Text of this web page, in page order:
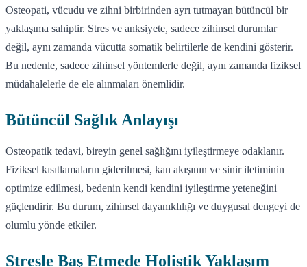
Osteopati, vücudu ve zihni birbirinden ayrı tutmayan bütüncül bir
yaklaşıma sahiptir. Stres ve anksiyete, sadece zihinsel durumlar
değil, aynı zamanda vücutta somatik belirtilerle de kendini gösterir.
Bu nedenle, sadece zihinsel yöntemlerle değil, aynı zamanda fiziksel
müdahalelerle de ele alınmaları önemlidir.
Bütüncül Sağlık Anlayışı
Osteopatik tedavi, bireyin genel sağlığını iyileştirmeye odaklanır.
Fiziksel kısıtlamaların giderilmesi, kan akışının ve sinir iletiminin
optimize edilmesi, bedenin kendi kendini iyileştirme yeteneğini
güçlendirir. Bu durum, zihinsel dayanıklılığı ve duygusal dengeyi de
olumlu yönde etkiler.
Stresle Baş Etmede Holistik Yaklaşım